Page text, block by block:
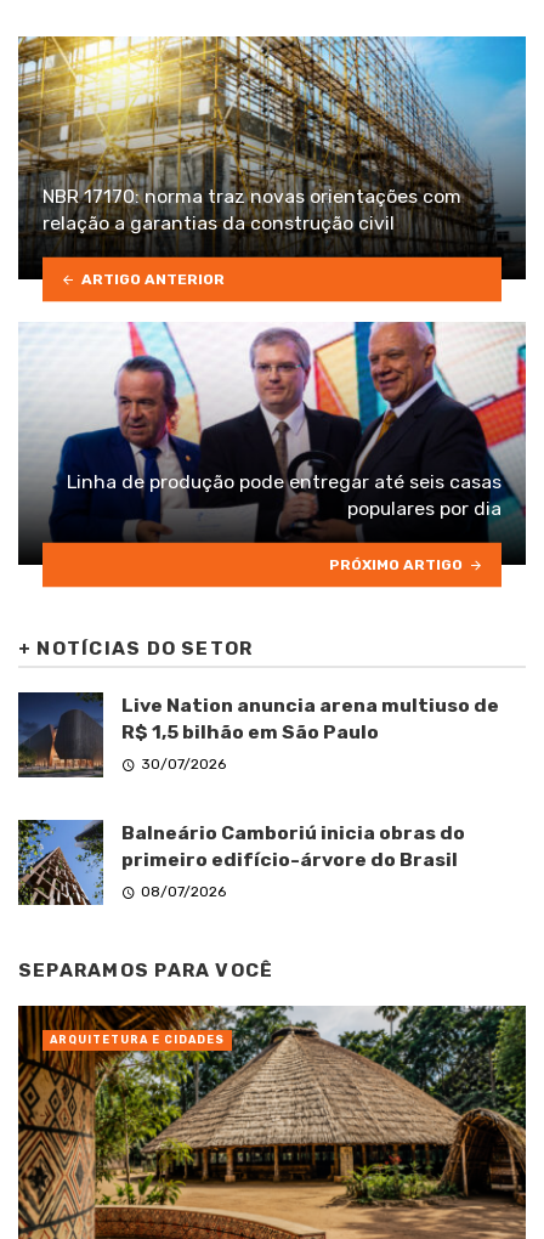
NBR 17170: norma traz novas orientações com
relação a garantias da construção civil
ARTIGO ANTERIOR
Linha de produção pode entregar até seis casas
populares por dia
PRÓXIMO ARTIGO
+ NOTÍCIAS DO SETOR
Live Nation anuncia arena multiuso de
R$ 1,5 bilhão em São Paulo
30/07/2026
Balneário Camboriú inicia obras do
primeiro edifício-árvore do Brasil
08/07/2026
SEPARAMOS PARA VOCÊ
ARQUITETURA E CIDADES